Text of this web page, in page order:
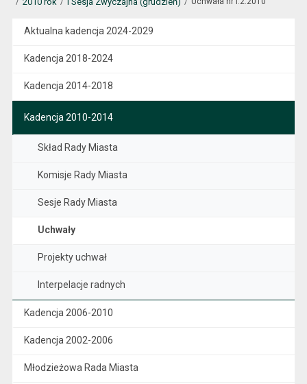
Aktualna kadencja 2024-2029
Kadencja 2018-2024
Kadencja 2014-2018
Kadencja 2010-2014
Skład Rady Miasta
Komisje Rady Miasta
Sesje Rady Miasta
Uchwały
Projekty uchwał
Interpelacje radnych
Kadencja 2006-2010
Kadencja 2002-2006
Młodzieżowa Rada Miasta